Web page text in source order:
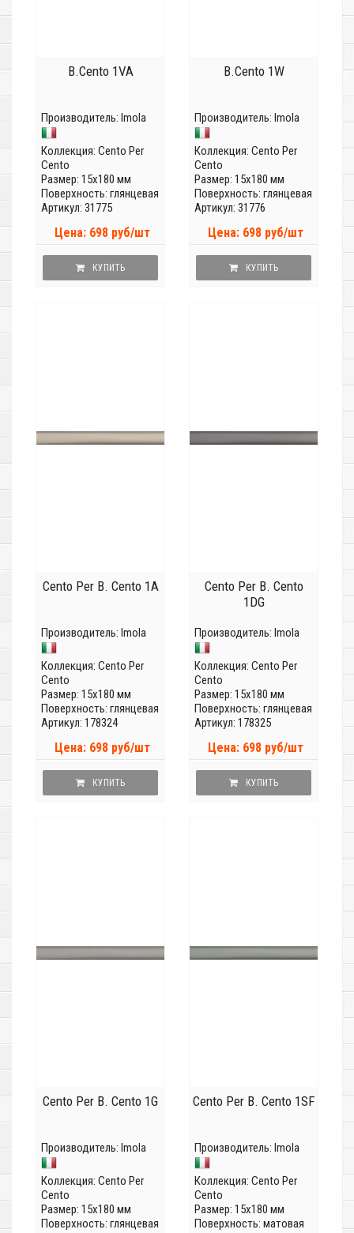
B.Cento 1VA
Производитель: Imola
Коллекция: Cento Per
Cento
Размер: 15x180 мм
Поверхность: глянцевая
Артикул: 31775
Цена: 698 руб/шт
КУПИТЬ
B.Cento 1W
Производитель: Imola
Коллекция: Cento Per
Cento
Размер: 15x180 мм
Поверхность: глянцевая
Артикул: 31776
Цена: 698 руб/шт
КУПИТЬ
Cento Per B. Cento 1A
Производитель: Imola
Коллекция: Cento Per
Cento
Размер: 15x180 мм
Поверхность: глянцевая
Артикул: 178324
Цена: 698 руб/шт
КУПИТЬ
Cento Per B. Cento
1DG
Производитель: Imola
Коллекция: Cento Per
Cento
Размер: 15x180 мм
Поверхность: глянцевая
Артикул: 178325
Цена: 698 руб/шт
КУПИТЬ
Cento Per B. Cento 1G
Производитель: Imola
Коллекция: Cento Per
Cento
Размер: 15x180 мм
Поверхность: глянцевая
Cento Per B. Cento 1SF
Производитель: Imola
Коллекция: Cento Per
Cento
Размер: 15x180 мм
Поверхность: матовая